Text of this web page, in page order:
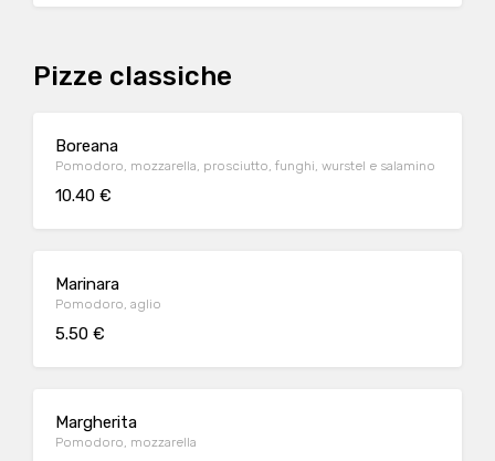
Pizze classiche
Boreana
Pomodoro, mozzarella, prosciutto, funghi, wurstel e salamino
10.40 €
Marinara
Pomodoro, aglio
5.50 €
Margherita
Pomodoro, mozzarella